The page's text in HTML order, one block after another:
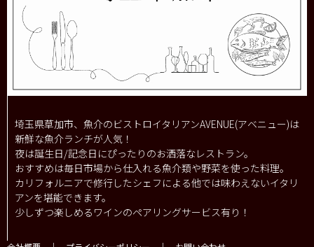
埼玉県草加市、魚介のビストロイタリアンAVENUE(アベニュー)は
新鮮な魚介ランチが人気！
夜は誕生日/記念日にぴったりのお洒落なレストラン。
おすすめは毎日市場から仕入れる魚介類や野菜を使った料理。
カリフォルニアで修行したシェフによる他では味わえないイタリ
アンを堪能できます。
少しずつ楽しめるワインのペアリングサービス有り！